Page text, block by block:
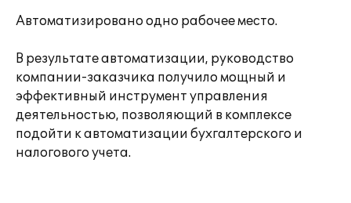
Автоматизировано одно рабочее место.
В результате автоматизации, руководство
компании-заказчика получило мощный и
эффективный инструмент управления
деятельностью, позволяющий в комплексе
подойти к автоматизации бухгалтерского и
налогового учета.